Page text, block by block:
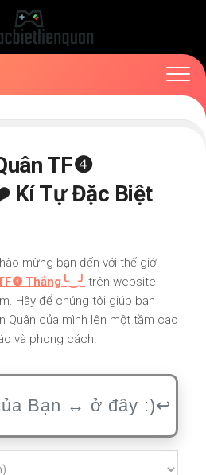
TF❹
Kí Tự Đặc Biệt
mừng bạn đến với thế giới
Thắng╰‿╯ trên website
Hãy để chúng tôi giúp bạn
Quân của mình lên một tầm cao
và phong cách.